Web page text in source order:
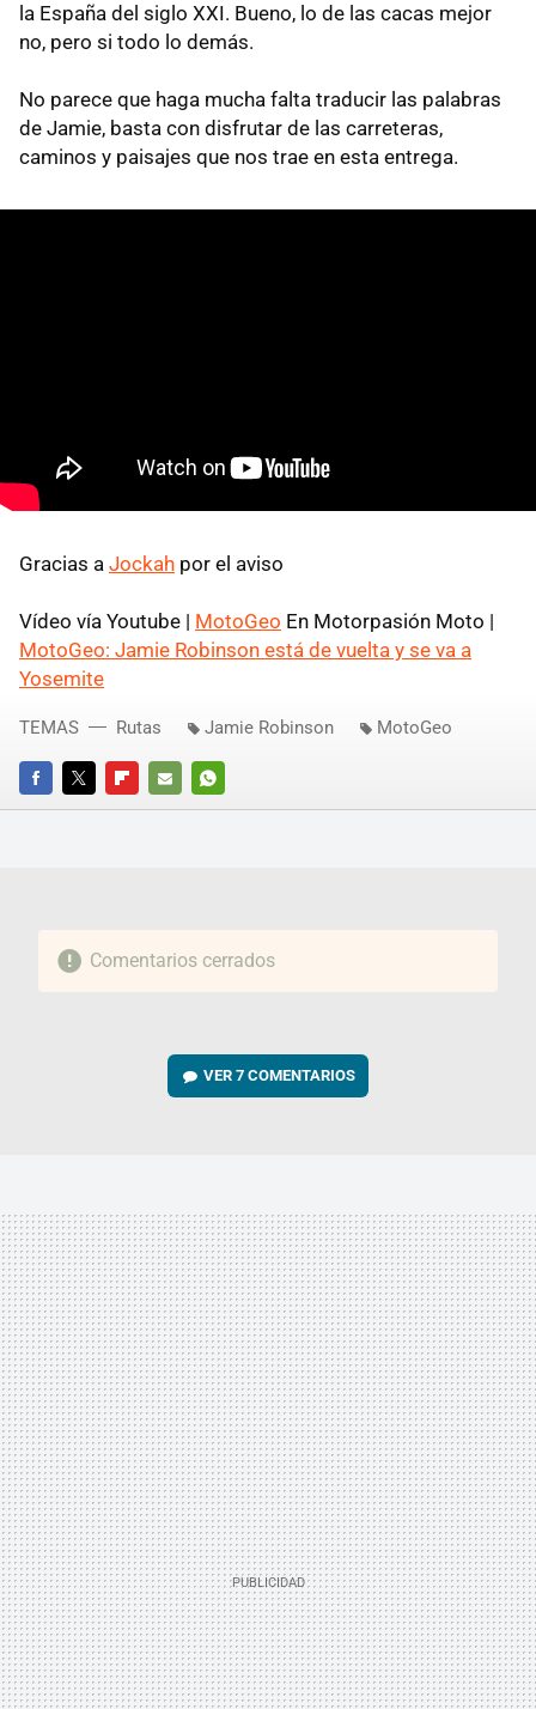
la España del siglo XXI. Bueno, lo de las cacas mejor
no, pero si todo lo demás.
No parece que haga mucha falta traducir las palabras
de Jamie, basta con disfrutar de las carreteras,
caminos y paisajes que nos trae en esta entrega.
Gracias a Jockah por el aviso
Vídeo vía Youtube | MotoGeo En Motorpasión Moto |
MotoGeo: Jamie Robinson está de vuelta y se va a
Yosemite
FACEBOOKTWITTERFLIPBOARD
E-
WHATSAPP
TEMAS Rutas Jamie Robinson MotoGeo
Comentarios cerrados
VER7 COMENTARIOS